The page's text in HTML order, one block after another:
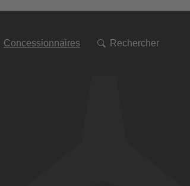
Concessionnaires Rechercher
à